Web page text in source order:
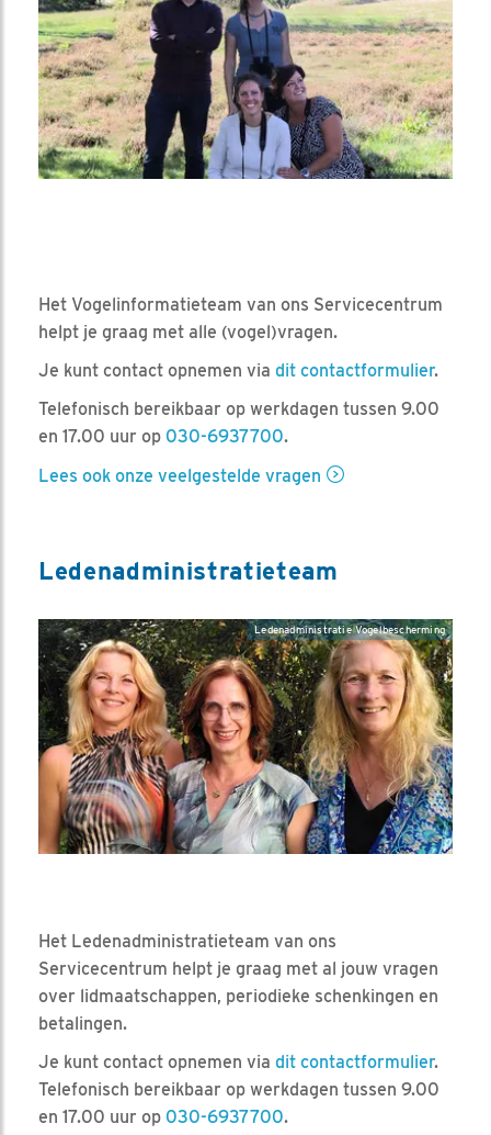
Het Vogelinformatie­team van ons Servicecentrum
helpt je graag met alle (vogel)vragen.
Je kunt contact opnemen via dit contactformulier.
Telefonisch bereikbaar op werkdagen tussen 9.00
en 17.00 uur op 030-6937700.
Lees ook onze veelgestelde vragen
Ledenadministratieteam
Ledenadministratie Vogelbescherming
Het Ledenadministratieteam van ons
Servicecentrum helpt je graag met al jouw vragen
over lidmaatschappen, periodieke schenkingen en
betalingen.
Je kunt contact opnemen via dit contactformulier.
Telefonisch bereikbaar op werkdagen tussen 9.00
en 17.00 uur op 030-6937700.